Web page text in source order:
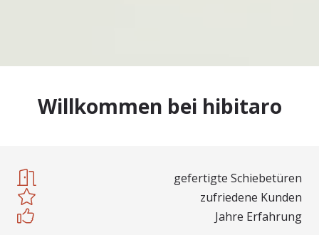
Willkommen bei hibitaro
gefertigte Schiebetüren
zufriedene Kunden
Jahre Erfahrung